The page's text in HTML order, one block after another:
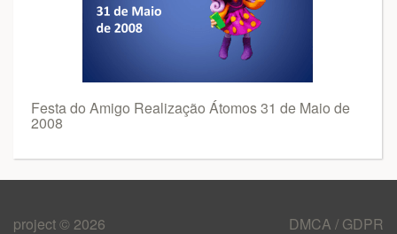
Festa do Amigo Realização Átomos 31 de Maio de
2008
project © 2026 DMCA / GDPR